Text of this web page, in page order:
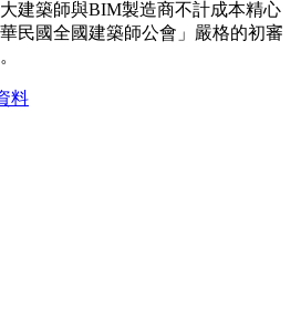
建築師與BIM製造商不計成本精心
民國全國建築師公會」嚴格的初審
料